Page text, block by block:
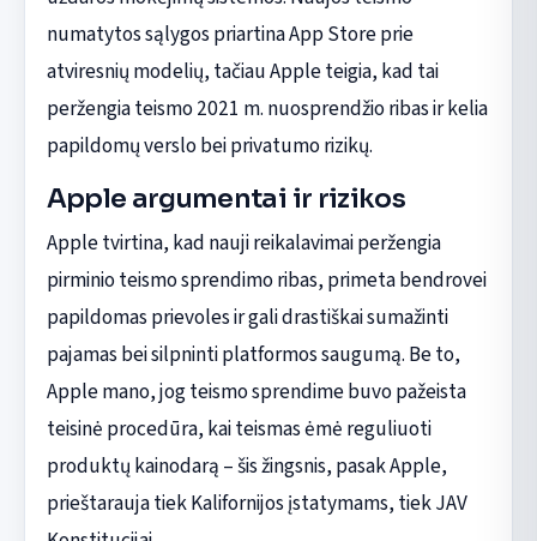
numatytos sąlygos priartina App Store prie
atviresnių modelių, tačiau Apple teigia, kad tai
peržengia teismo 2021 m. nuosprendžio ribas ir kelia
papildomų verslo bei privatumo rizikų.
Apple argumentai ir rizikos
Apple tvirtina, kad nauji reikalavimai peržengia
pirminio teismo sprendimo ribas, primeta bendrovei
papildomas prievoles ir gali drastiškai sumažinti
pajamas bei silpninti platformos saugumą. Be to,
Apple mano, jog teismo sprendime buvo pažeista
teisinė procedūra, kai teismas ėmė reguliuoti
produktų kainodarą – šis žingsnis, pasak Apple,
prieštarauja tiek Kalifornijos įstatymams, tiek JAV